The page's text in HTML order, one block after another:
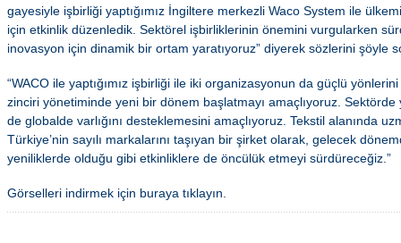
gayesiyle işbirliği yaptığımız İngiltere merkezli Waco System ile
için etkinlik düzenledik. Sektörel işbirliklerinin önemini vurgularken
inovasyon için dinamik bir ortam yaratıyoruz” diyerek sözlerini şöyle
“WACO ile yaptığımız işbirliği ile iki organizasyonun da güçlü
zinciri yönetiminde yeni bir dönem başlatmayı amaçlıyoruz.
de globalde varlığını desteklemesini amaçlıyoruz. Tekstil alanında
Türkiye’nin sayılı markalarını taşıyan bir şirket olarak, gelecek
yeniliklerde olduğu gibi etkinliklere de öncülük etmeyi sürdüreceğiz.”
Görselleri indirmek için buraya tıklayın.